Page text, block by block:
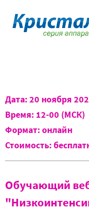
Дата: 20 ноября
Время: 12-00 (МСК)
Формат: онлайн
Стоимость:
Обучающий